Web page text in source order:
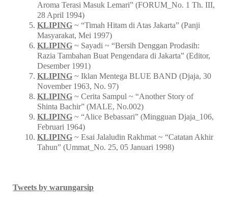
Aroma Terasi Masuk Lemari” (FORUM_No. 1 Th. III,
28 April 1994)
KLIPING~ “Timah Hitam di Atas Jakarta” (Panji
Masyarakat, Mei 1997)
KLIPING~ Sayadi ~ “Bersih Denggan Prodasih:
Razia Tambahan Buat Pengendara di Jakarta” (Editor,
Desember 1991)
KLIPING~ Iklan Mentega BLUE BAND (Djaja, 30
November 1963, No. 97)
KLIPING~ Cerita Sampul ~ “Another Story of
Shinta Bachir” (MALE, No.002)
KLIPING~ “Alice Bebassari” (Mingguan Djaja_106,
Februari 1964)
KLIPING~ Esai Jalaludin Rakhmat ~ “Catatan Akhir
Tahun” (Ummat_No. 25, 05 Januari 1998)
Tweets by warungarsip